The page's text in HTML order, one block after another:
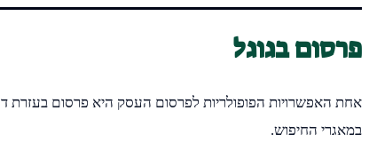
פרסום בגוגל
אחת האפשרויות הפופולריות לפרסום העסק היא פרסום בעזרת
במאגרי החיפוש.